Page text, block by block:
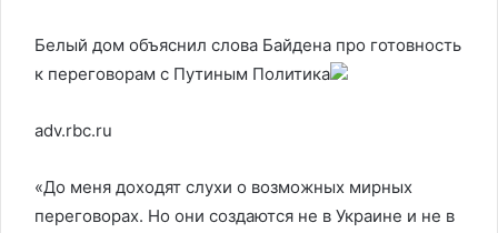
Белый дом объяснил слова Байдена про готовность
к переговорам с Путиным Политика
adv.rbc.ru
«До меня доходят слухи о возможных мирных
переговорах. Но они создаются не в Украине и не в